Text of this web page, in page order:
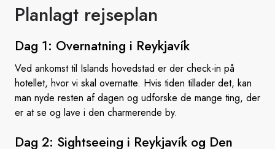
Planlagt rejseplan
Dag 1: Overnatning i Reykjavík
Ved ankomst til Islands hovedstad er der check-in på
hotellet, hvor vi skal overnatte. Hvis tiden tillader det, kan
man nyde resten af dagen og udforske de mange ting, der
er at se og lave i den charmerende by.
Dag 2: Sightseeing i Reykjavík og Den